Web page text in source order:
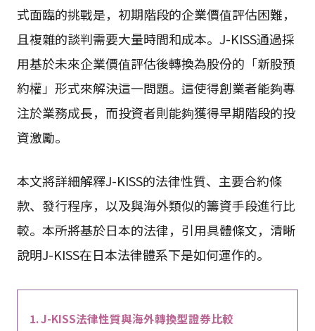
式面臨的挑戰是，初期階段的企業價值評估困難，
且複雜的談判需要大量時間和成本。J-KISS通過採
用基於未來企業價值評估後轉換為股份的「新股預
約權」形式來解決這一問題。這使得創業者能夠專
注於業務成長，而投資者則能夠獲得早期階段的投
資激勵。
本文將詳細解釋J-KISS的法律性質、主要合約條
款、發行程序，以及與海外類似的籌資手段進行比
較。本所將基於日本的法律，引用具體條文，清晰
說明J-KISS在日本法律體系下是如何運作的。
J-KISS法律性質與海外轉換型證券比較